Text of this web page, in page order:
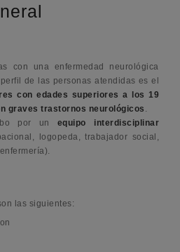
con una enfermedad neurológica
de las personas atendidas es el
con edades superiores a los 19
graves trastornos neurológicos .
por un equipo interdisciplinar
logopeda, trabajador social,
las siguientes: